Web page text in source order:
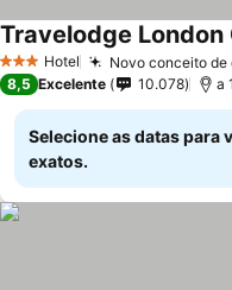
3 EstrelasHotel Novo conceito de
Travelodge London
8,5 Excelente 10.078 a
Selecione as datas para
exatos.